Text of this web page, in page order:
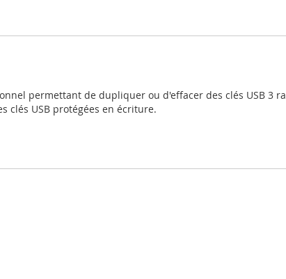
permettant de dupliquer ou d'effacer des clés USB 3
clés USB protégées en écriture.